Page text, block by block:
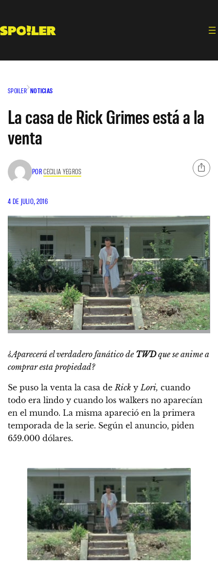
contenido
SPOILER NOTICIAS
La casa de Rick Grimes está a la
venta
PORCECILIA YEGROS
4 DE JULIO, 2016
¿Aparecerá el verdadero fanático de TWDque se anime a
comprar esta propiedad?
Se puso la venta la casa deRick yLori, cuando
todo era lindo y cuando los walkers no aparecían
en el mundo. La misma apareció en la primera
temporada de la serie. Según el anuncio, piden
659.000 dólares.